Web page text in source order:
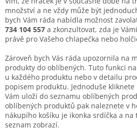
množství a ne vždy může být
bych Vám ráda nabídla možnost
734 104 557 a zkonzultovat, zda je
právě pro Vašeho chlapečka nebo
Zároveň bych Vás ráda upozornila na
produkty do oblíbených. Tuto funkci
u každého produktu nebo v detailu
popisem produktu. Jednoduše
Vám uloží do seznamu oblíbených
oblíbených produktů pak naleznete v
nákupího košíku je ikonka srdíčka a na
seznam zobrazí.